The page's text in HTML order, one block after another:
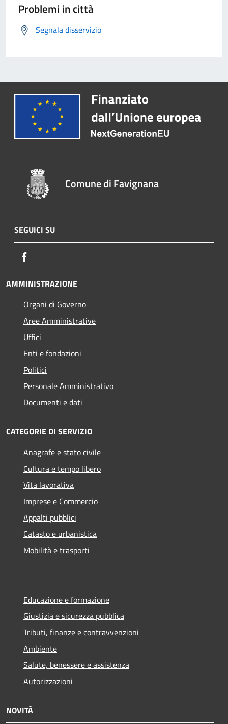
Problemi in città
Segnala disservizio
Comune di Favignana
SEGUICI SU
AMMINISTRAZIONE
Organi di Governo
Aree Amministrative
Uffici
Enti e fondazioni
Politici
Personale Amministrativo
Documenti e dati
CATEGORIE DI SERVIZIO
Anagrafe e stato civile
Cultura e tempo libero
Vita lavorativa
Imprese e Commercio
Appalti pubblici
Catasto e urbanistica
Mobilità e trasporti
Educazione e formazione
Giustizia e sicurezza pubblica
Tributi, finanze e contravvenzioni
Ambiente
Salute, benessere e assistenza
Autorizzazioni
NOVITÀ